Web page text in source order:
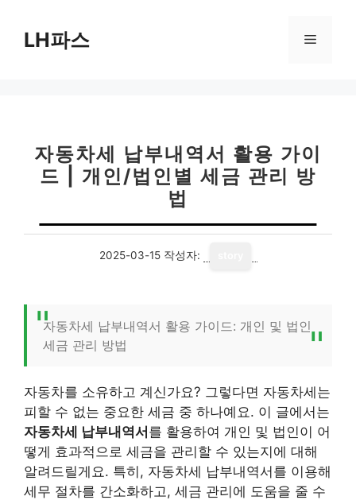
LH파스 메
자동차세 납부내역서 활용 가이
드 | 개인/법인별 세금 관리 방
법
2025-03-15 작성자:
자동차세 납부내역서 활용 가이드: 개인 및 법인
세금 관리 방법
자동차를 소유하고 계신가요? 그렇다면 자동차세는
피할 수 없는 중요한 세금 중 하나예요. 이 글에서는
자동차세 납부내역서 를 활용하여 개인 및 법인이 어
떻게 효과적으로 세금을 관리할 수 있는지에 대해
알려드릴게요. 특히, 자동차세 납부내역서를 이용해
세무 절차를 간소화하고, 세금 관리에 도움을 줄 수